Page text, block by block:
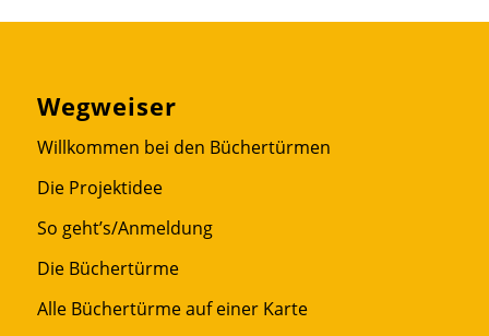
Wegweiser
Willkommen bei den Büchertürmen
Die Projektidee
So geht’s/Anmeldung
Die Büchertürme
Alle Büchertürme auf einer Karte